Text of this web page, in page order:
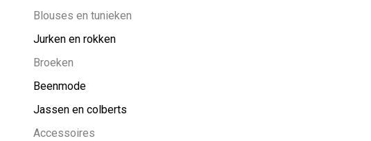
Blouses en tunieken
Jurken en rokken
Broeken
Beenmode
Jassen en colberts
Accessoires